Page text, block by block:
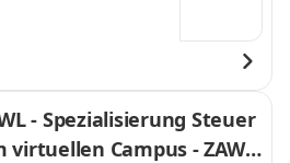
- Spezialisierung Steuer
virtuellen Campus - ZAWI-